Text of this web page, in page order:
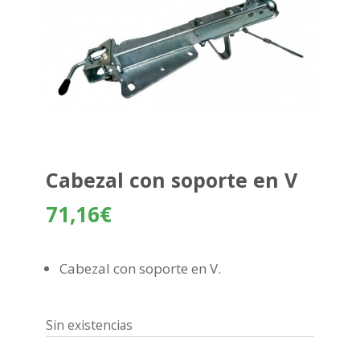
Cabezal con soporte en V
71,16€
Cabezal con soporte en V.
Sin existencias